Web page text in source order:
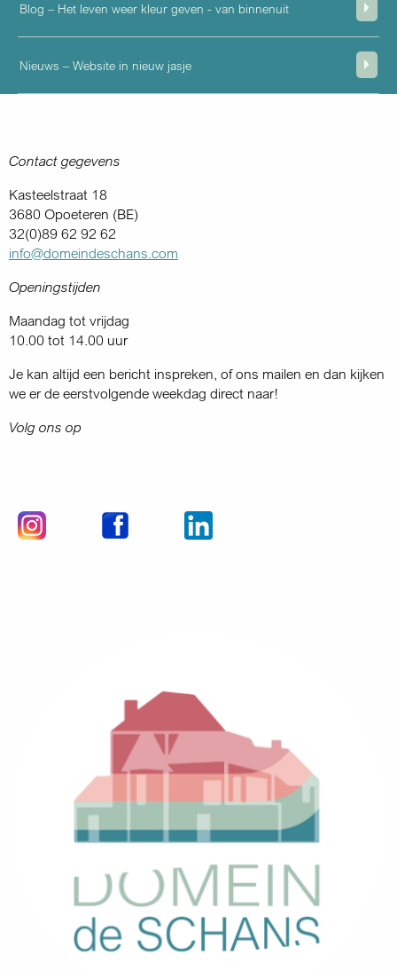
Blog – Het leven weer kleur geven - van binnenuit
Nieuws – Website in nieuw jasje
Contact gegevens
Kasteelstraat 18
3680 Opoeteren (BE)
32(0)89 62 92 62
info@domeindeschans.com
Openingstijden
Maandag tot vrijdag
10.00 tot 14.00 uur
Je kan altijd een bericht inspreken, of ons mailen en dan kijken
we er de eerstvolgende weekdag direct naar!
Volg ons op